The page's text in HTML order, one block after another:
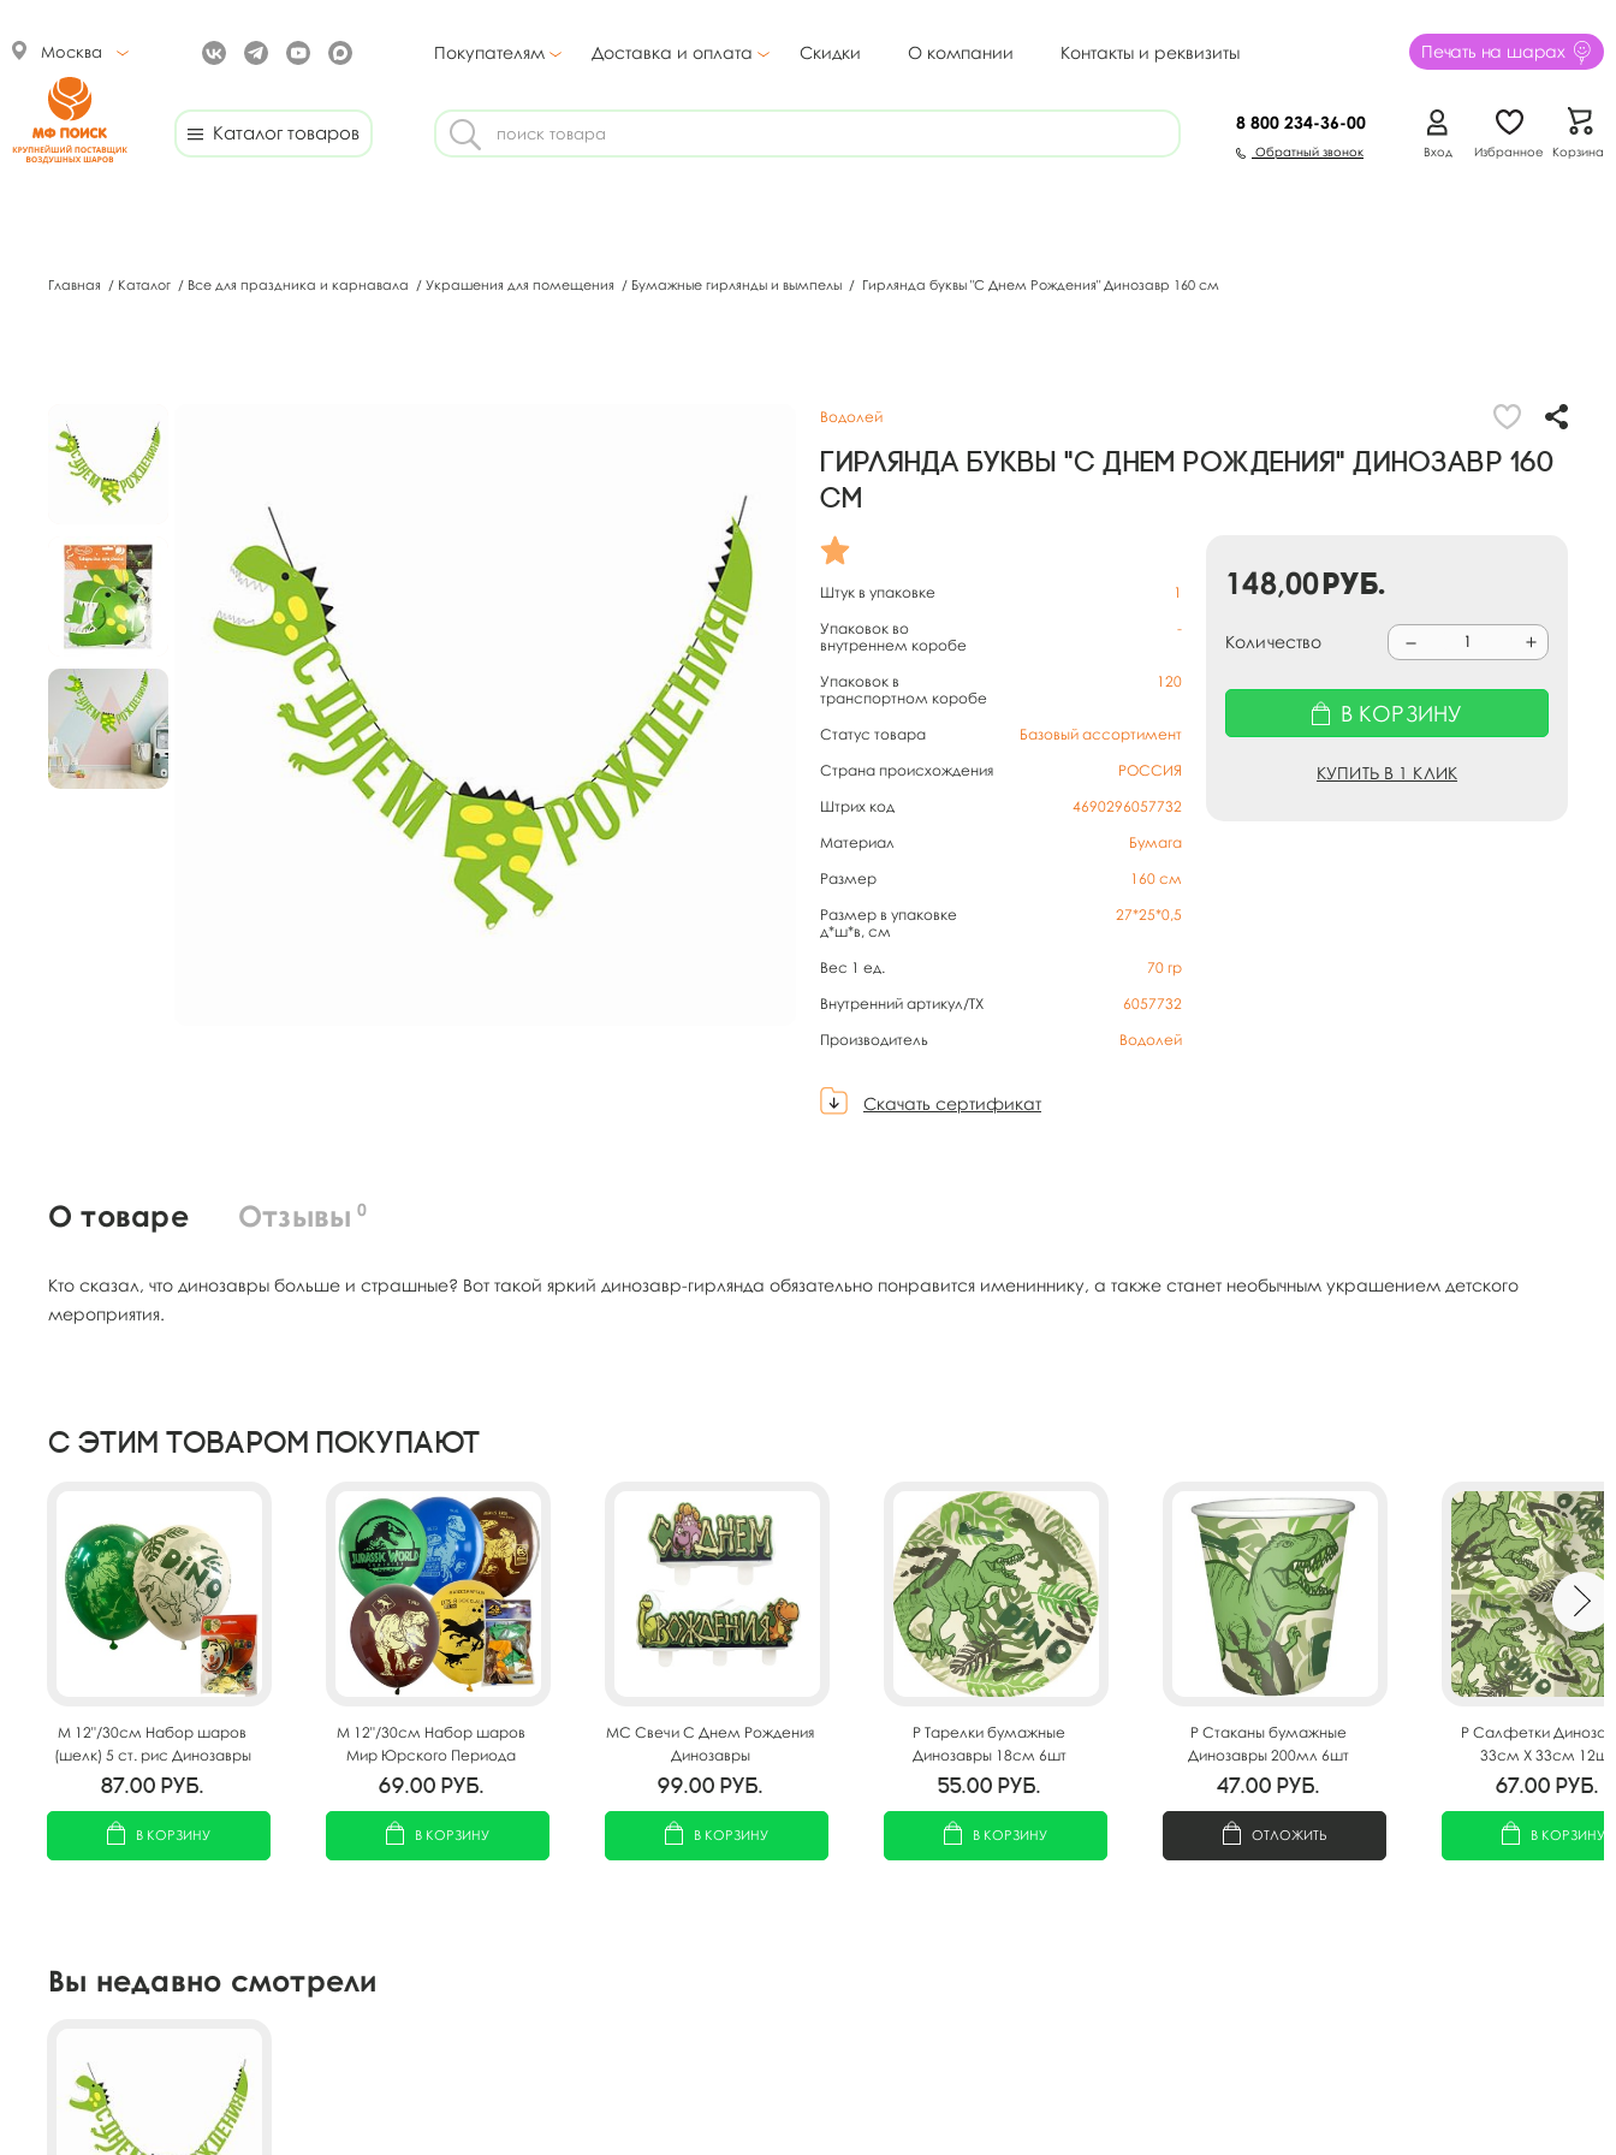
Москва Покупателям Доставка и оплата Скидки О компании Контакты и реквизиты Печать на шарах
Каталог товаров 8 800 234-36-00
Обратный звонок Вход Избранное Корзина
Главная / Каталог / Все для праздника и карнавала / Украшения для помещения / Бумажные гирлянды и вымпелы / Гирлянда буквы "С Днем Рождения" Динозавр 160 см
Водолей
Гирлянда буквы "С Днем Рождения" Динозавр 160
см
Штук в упаковке
1
Упаковок во
внутреннем коробе
-
Упаковок в
транспортном коробе
120
Статус товара
Базовый ассортимент
Страна происхождения
РОССИЯ
Штрих код
4690296057732
Материал
Бумага
Размер
160 см
Размер в упаковке
д*ш*в, см
27*25*0,5
Вес 1 ед. 70 гр
Внутренний артикул/TX
6057732
Производитель
Водолей
Скачать сертификат
148,00руб.
Количество
В КОРЗИНУ
КУПИТЬ В 1 КЛИК
О товаре Отзывы 0
Кто сказал, что динозавры больше и страшные? Вот такой яркий динозавр-гирлянда обязательно понравится имениннику, а также станет необычным украшением детского
мероприятия.
С этим товаром покупают
M 12"/30см Набор шаров
(шелк) 5 ст. рис Динозавры
5шт
87.00 руб.
В КОРЗИНУ
M 12"/30см Набор шаров
Мир Юрского Периода
ассорти рис. 5шт
69.00 руб.
В КОРЗИНУ
MС Свечи С Днем Рождения
Динозавры
99.00 руб.
В КОРЗИНУ
P Тарелки бумажные
Динозавры 18см 6шт
55.00 руб.
В КОРЗИНУ
P Стаканы бумажные
Динозавры 200мл 6шт
47.00 руб.
ОТЛОЖИТЬ
P Салфетки
33см X 33см 12шт
67.00 руб.
В КОРЗИНУ
Вы недавно смотрели